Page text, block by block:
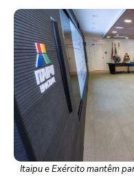
Itaipu e Exército mantêm